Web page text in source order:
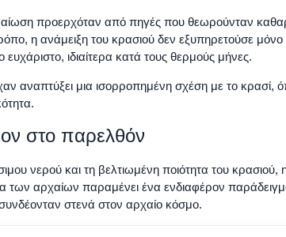
προερχόταν από πηγές που θεωρούνταν
η ανάμειξη του κρασιού δεν εξυπηρετούσε μόνο
ιδιαίτερα κατά τους θερμούς μήνες.
αναπτύξει μια ισορροπημένη σχέση με το
στο παρελθόν
νερού και τη βελτιωμένη ποιότητα του κρασιού,
των αρχαίων παραμένει ένα ενδιαφέρον
στενά στον αρχαίο κόσμο.